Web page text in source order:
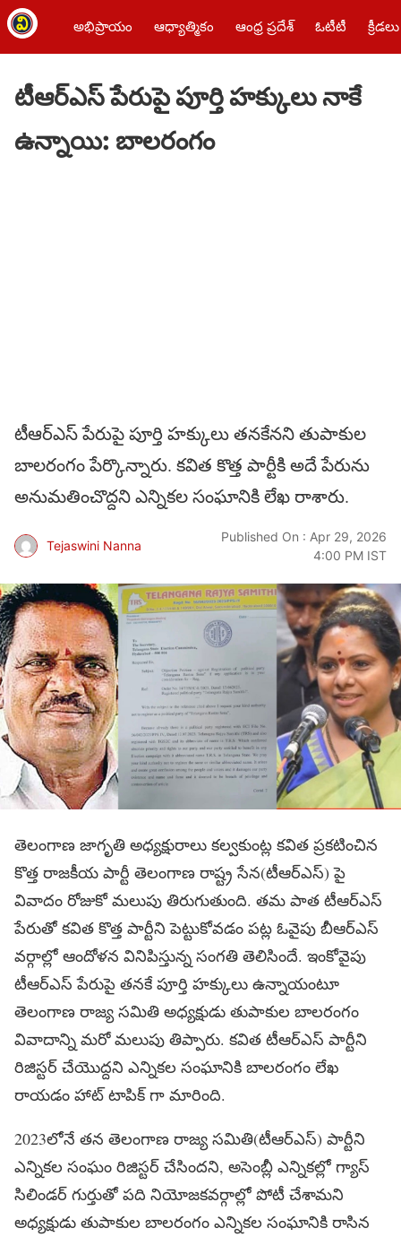
అభిప్రాయం ఆధ్యాత్మికం ఆంధ్ర ప్రదేశ్ ఓటీటీ క్రీడలు
టీఆర్ఎస్ పేరుపై పూర్తి హక్కులు నాకే
ఉన్నాయి: బాలరంగం
టీఆర్ఎస్ పేరుపై పూర్తి హక్కులు తనకేనని తుపాకుల
బాలరంగం పేర్కొన్నారు. కవిత కొత్త పార్టీకి అదే పేరును
అనుమతించొద్దని ఎన్నికల సంఘానికి లేఖ రాశారు.
Tejaswini Nanna
Published On : Apr 29, 2026
4:00 PM IST
తెలంగాణ జాగృతి అధ్యక్షురాలు కల్వకుంట్ల కవిత ప్రకటించిన
కొత్త రాజకీయ పార్టీ తెలంగాణ రాష్ట్ర సేన(టీఆర్ఎస్) పై
వివాదం రోజుకో మలుపు తిరుగుతుంది. తమ పాత టీఆర్ఎస్
పేరుతో కవిత కొత్త పార్టీని పెట్టుకోవడం పట్ల ఓవైపు బీఆర్ఎస్
వర్గాల్లో ఆందోళన వినిపిస్తున్న సంగతి తెలిసిందే. ఇంకోవైపు
టీఆర్ఎస్ పేరుపై తనకే పూర్తి హక్కులు ఉన్నాయంటూ
తెలంగాణ రాజ్య సమితి అధ్యక్షుడు తుపాకుల బాలరంగం
వివాదాన్ని మరో మలుపు తిప్పారు. కవిత టీఆర్ఎస్ పార్టీని
రిజిస్టర్ చేయొద్దని ఎన్నికల సంఘానికి బాలరంగం లేఖ
రాయడం హాట్ టాపిక్ గా మారింది.
2023లోనే తన తెలంగాణ రాజ్య సమితి(టీఆర్ఎస్) పార్టీని
ఎన్నికల సంఘం రిజిస్టర్ చేసిందని, అసెంబ్లీ ఎన్నికల్లో గ్యాస్
సిలిండర్ గుర్తుతో పది నియోజకవర్గాల్లో పోటీ చేశామని
అధ్యక్షుడు తుపాకుల బాలరంగం ఎన్నికల సంఘానికి రాసిన